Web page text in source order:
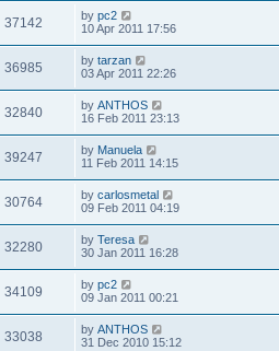
37142 by pc2
10 Apr 2011 17:56
36985 by tarzan
03 Apr 2011 22:26
32840 by ANTHOS
16 Feb 2011 23:13
39247 by Manuela
11 Feb 2011 14:15
30764 by carlosmetal
09 Feb 2011 04:19
32280 by Teresa
30 Jan 2011 16:28
34109 by pc2
09 Jan 2011 00:21
33038 by ANTHOS
31 Dec 2010 15:12